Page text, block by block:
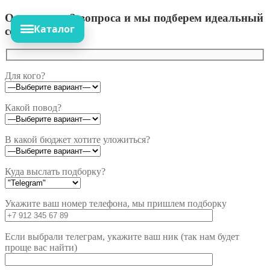
Ответьте на 3 вопроса и мы подберем идеальный
сет!
Для кого?
Какой повод?
В какой бюджет хотите уложиться?
Куда выслать подборку?
Укажите ваш номер телефона, мы пришлем подборку
Если выбрали телеграм, укажите ваш ник (так нам будет
проще вас найти)
Каталог